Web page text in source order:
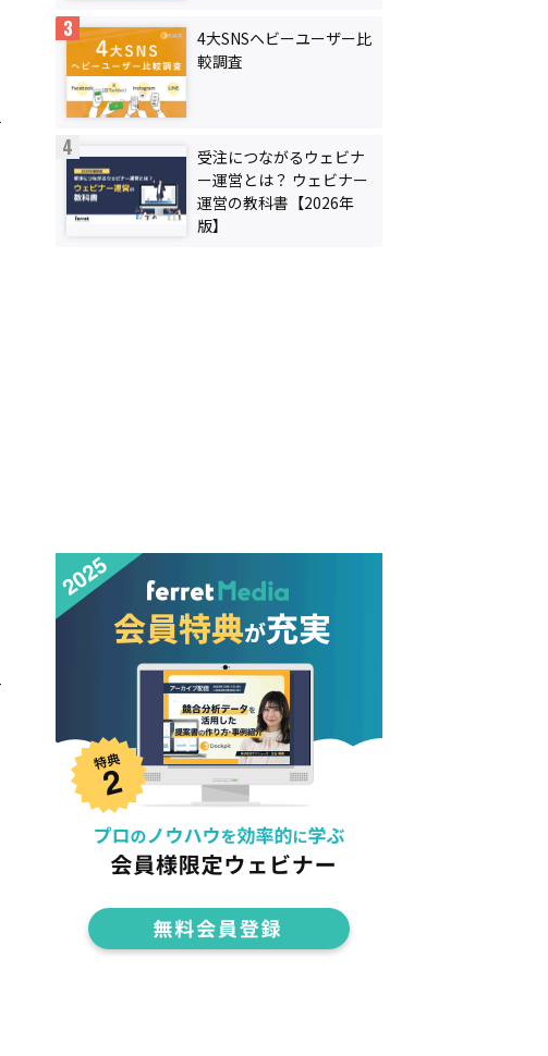
4大SNSヘビーユーザー比
較調査
受注につながるウェビナ
ー運営とは？ ウェビナー
運営の教科書【2026年
版】